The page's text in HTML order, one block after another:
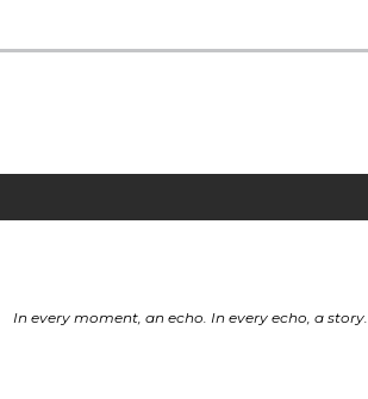
In every moment, an echo. In every echo, a story.